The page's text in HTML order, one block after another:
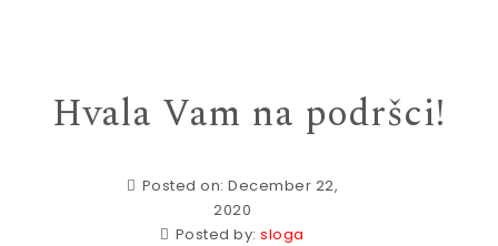
Hvala Vam na podršci!
Posted on: December 22,
2020
Posted by:sloga